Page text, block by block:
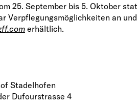
25. September bis 5. Oktober
Verpflegungsmöglichkeiten an
erhältlich.
Stadelhofen
Dufourstrasse 4